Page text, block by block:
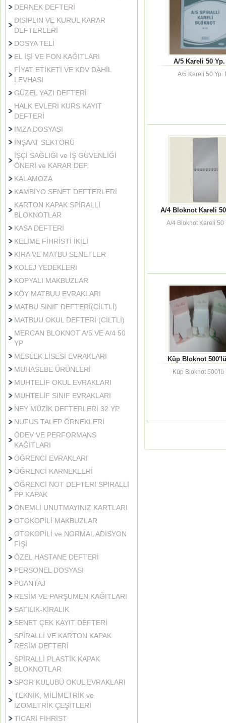
DERNEK DEFTERİ
DİSİPLİN VE KURUL KARAR
DEFTERLERİ
DOSYA TELİ
EL İŞİ VE FON KAĞITLARI
FİYAT ETİKETİ VE KDV DAHİL
LEVHASI
GÜZEL YAZI DEFTERİ
HALK EVLERİ KURS KAYIT
DEFTERİ
İMZA DOSYASI
İNŞAAT SEKTÖRÜ
İŞÇİ SAĞLIĞI ve İŞ GÜVENLİĞİ
ÖNERİ ve KARAR DEF.
KALAMOZA
KAMBİYO SENET DEFTERLERİ
KARTON KAPAK SPİRALLİ
BLOKNOTLAR
KASA DEFTERİ
KELİME FİHRİSTİ İKİLİ
KİRA VE MATBU SENETLER
KOLEJ YEDEKLERİ
KOPYALI MAKBUZLAR
KÖY MATBUU EVRAKLARI
MATBU SINIF DEFTERİ(CİLTLİ)
MATBUU OKUL DEFTERİ (CİLTLİ)
MERCAN BLOKNOT A/5 VE A/4 50
YP
MESLEK LİSESİ EVRAKLARI
MUHASEBE ÜRÜNLERİ
MUHTELİF OKUL EVRAKLARI
MUHTELİF SINIF EVRAKLARI
NEY MÜZİK DEFTERLERİ 32 YP
NUFUS TALEP ÖRNEKLERİ
ÖDEV VE PERFORMANS
KAĞITLARI
ÖĞRENCİ EVRAKLARI
ÖĞRENCİ KARNEKLERİ
ÖĞRENCİ NOT DEFTERİ SPİRALLİ
PP KAPAK
ÖNEMLİ UNUTMAYINIZ KARTLARI
OTOKOPİLİ MAKBUZLAR
OTOKOPİLİ ve NORMAL ADİSYON
FİŞİ
ÖZEL HASTANE DEFTERİ
PERSONEL DOSYASI
PUANTAJ
RESİM VE PARŞUMEN KAĞITLARI
SATILIK-KİRALIK
SENET ÇEK KAYIT DEFTERİ
SPİRALLİ VE KARTON KAPAK
RESİM DEFTERİ
SPİRALLİ PLASTİK KAPAK
BLOKNOTLAR
SPOR KULUBÜ OKUL EVRAKLARI
TEKNİK, MİLİMETRİK ve
İZOMETRİK ÇEŞİTLERİ
TİCARİ FİHRİST
A/5 Kareli 50
A/5 Kareli 50 Yp.
A/4 Bloknot Kareli
A/4 Bloknot Kareli 50
Küp Bloknot
Küp Bloknot 500'lü